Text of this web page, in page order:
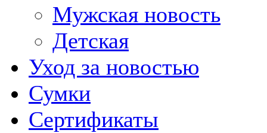
Мужская новость
Детская
Уход за новостью
Сумки
Сертификаты